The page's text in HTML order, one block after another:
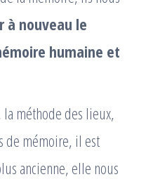
à nouveau le
humaine et
la méthode des lieux,
de mémoire, il est
ancienne, elle nous